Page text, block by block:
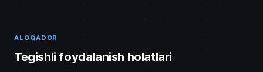
ALOQADOR
Tegishli foydalanish holatlari